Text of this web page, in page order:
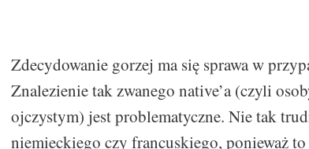
Zdecydowanie gorzej ma się sprawa w
Znalezienie tak zwanego native’a (czyli
ojczystym) jest problematyczne. Nie tak
niemieckiego czy francuskiego, ponieważ